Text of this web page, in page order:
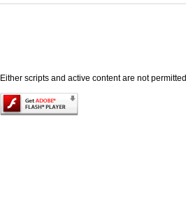
Either scripts and active content are not